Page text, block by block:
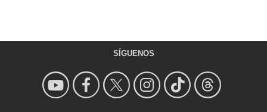
SÍGUENOS